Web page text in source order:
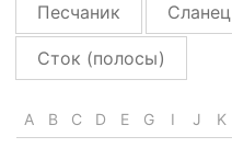
Песчаник Сланец
Сток (полосы)
A B C D E G I J K